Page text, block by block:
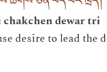
chakchen dewar tri
desire to lead the